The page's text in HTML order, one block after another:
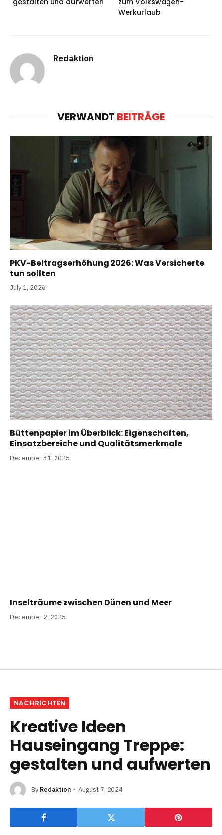
Werkurlaub
Redaktion
VERWANDT BEITRÄGE
PKV-Beitragserhöhung 2026: Was Versicherte
tun sollten
July 1, 2026
Büttenpapier im Überblick: Eigenschaften,
Einsatzbereiche und Qualitätsmerkmale
December 31, 2025
Inselträume zwischen Dünen und Meer
December 2, 2025
NACHRICHTEN
Kreative Ideen
Hauseingang Treppe:
gestalten und aufwerten
By Redaktion August 7, 2024